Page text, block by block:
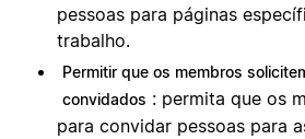
pessoas para páginas
trabalho.
Permitir que os membros
convidados : permita que os
para convidar pessoas para